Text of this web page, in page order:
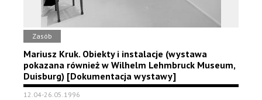
Zasób
Mariusz Kruk. Obiekty i instalacje (wystawa
pokazana również w Wilhelm Lehmbruck Museum,
Duisburg) [Dokumentacja wystawy]
12.04-26.05.1996